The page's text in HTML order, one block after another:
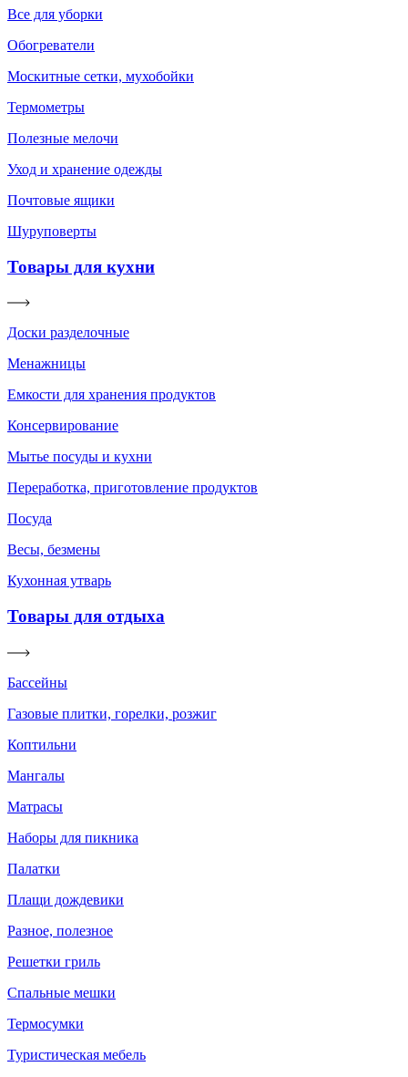
Все для уборки
Обогреватели
Москитные сетки, мухобойки
Термометры
Полезные мелочи
Уход и хранение одежды
Почтовые ящики
Шуруповерты
Товары для кухни
Доски разделочные
Менажницы
Емкости для хранения продуктов
Консервирование
Мытье посуды и кухни
Переработка, приготовление продуктов
Посуда
Весы, безмены
Кухонная утварь
Товары для отдыха
Бассейны
Газовые плитки, горелки, розжиг
Коптильни
Мангалы
Матрасы
Наборы для пикника
Палатки
Плащи дождевики
Разное, полезное
Решетки гриль
Спальные мешки
Термосумки
Туристическая мебель